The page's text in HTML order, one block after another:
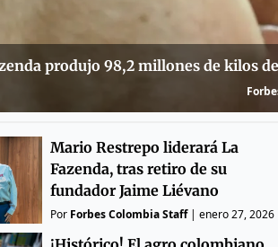
produjo 98,2 millones de kilos
Mario Restrepo liderará La
Fazenda, tras retiro de su
fundador Jaime Liévano
Por Forbes Colombia Staff| enero 27, 2026